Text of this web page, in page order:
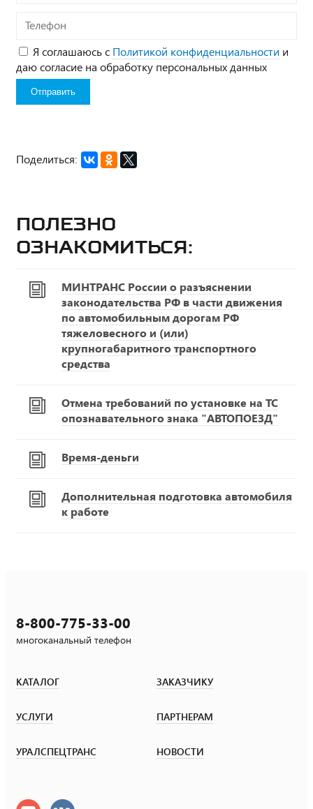
Телефон
Я соглашаюсь с Политикой конфиденциальности и
даю согласие на обработку персональных данных
Поделиться:
Полезно
ознакомиться:
МИНТРАНС России о разъяснении
законодательства РФ в части движения
по автомобильным дорогам РФ
тяжеловесного и (или)
крупногабаритного транспортного
средства
Отмена требований по установке на ТС
опознавательного знака "АВТОПОЕЗД"
Время-деньги
Дополнительная подготовка автомобиля
к работе
8-800-775-33-00
многоканальный телефон
КАТАЛОГ ЗАКАЗЧИКУ
УСЛУГИ ПАРТНЕРАМ
УРАЛСПЕЦТРАНС НОВОСТИ